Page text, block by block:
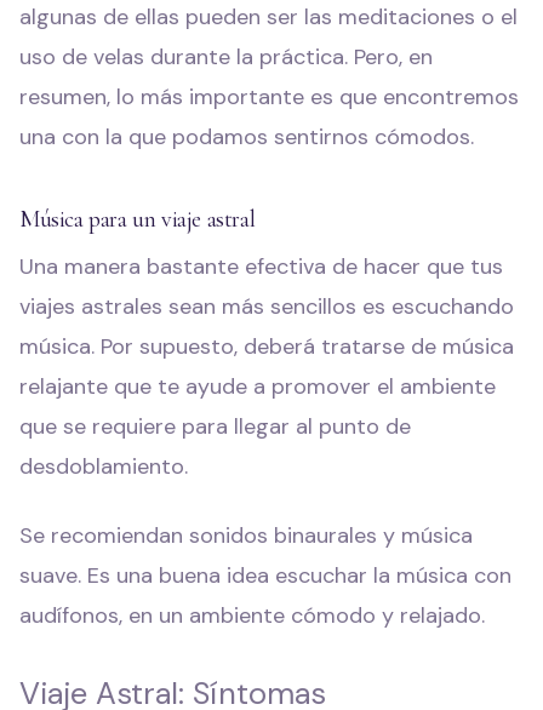
algunas de ellas pueden ser las meditaciones o el
uso de velas durante la práctica. Pero, en
resumen, lo más importante es que encontremos
una con la que podamos sentirnos cómodos.
Música para un viaje astral
Una manera bastante efectiva de hacer que tus
viajes astrales sean más sencillos es escuchando
música. Por supuesto, deberá tratarse de música
relajante que te ayude a promover el ambiente
que se requiere para llegar al punto de
desdoblamiento.
Se recomiendan sonidos binaurales y música
suave. Es una buena idea escuchar la música con
audífonos, en un ambiente cómodo y relajado.
Viaje Astral: Síntomas